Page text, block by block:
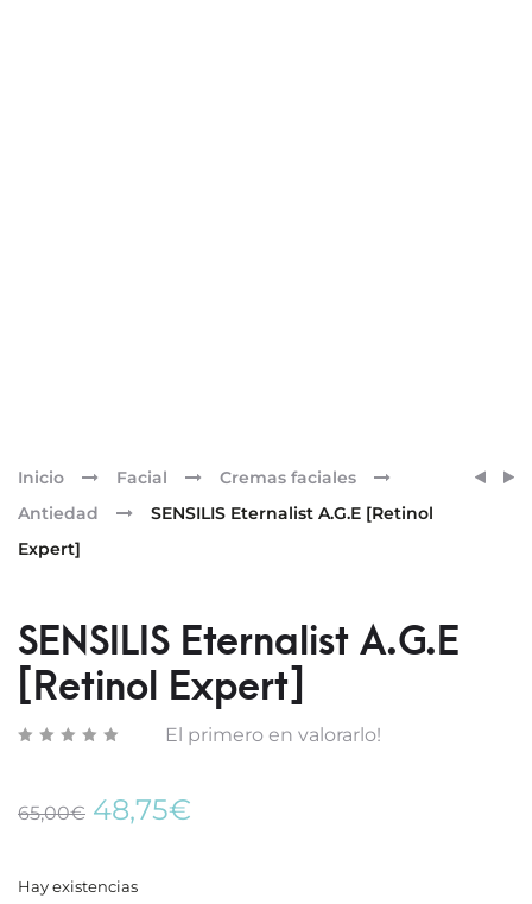
GH
Inicio Facial
Cremas faciales
Antiedad
SENSILIS Eternalist A.G.E [Retinol
Expert]
SENSILIS Eternalist A.G.E
[Retinol Expert]
El primero en valorarlo!
65,00€ El
era:
48,75€
Hay existencias